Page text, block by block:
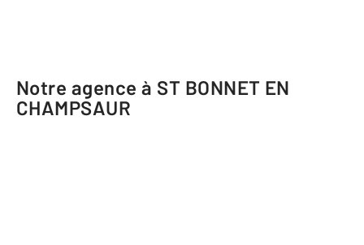
Notre agence à ST BONNET EN
CHAMPSAUR